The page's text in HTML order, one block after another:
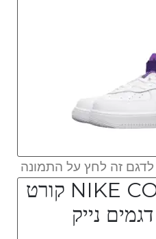
לדגם זה לחץ על התמונה
NIKE COURT VISION קורט
נייק